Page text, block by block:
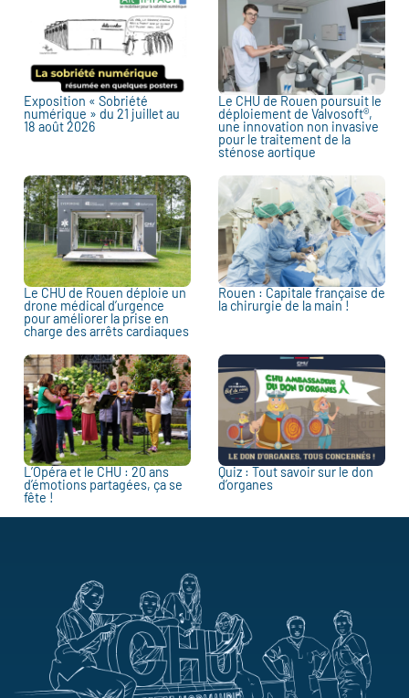
Exposition « Sobriété
numérique » du 21 juillet au
18 août 2026
Le CHU de Rouen poursuit le
déploiement de Valvosoft®,
une innovation non invasive
pour le traitement de la
sténose aortique
Le CHU de Rouen déploie un
drone médical d’urgence
pour améliorer la prise en
charge des arrêts cardiaques
Rouen : Capitale française de
la chirurgie de la main !
L’Opéra et le CHU : 20 ans
d’émotions partagées, ça se
fête !
Quiz : Tout savoir sur le don
d’organes